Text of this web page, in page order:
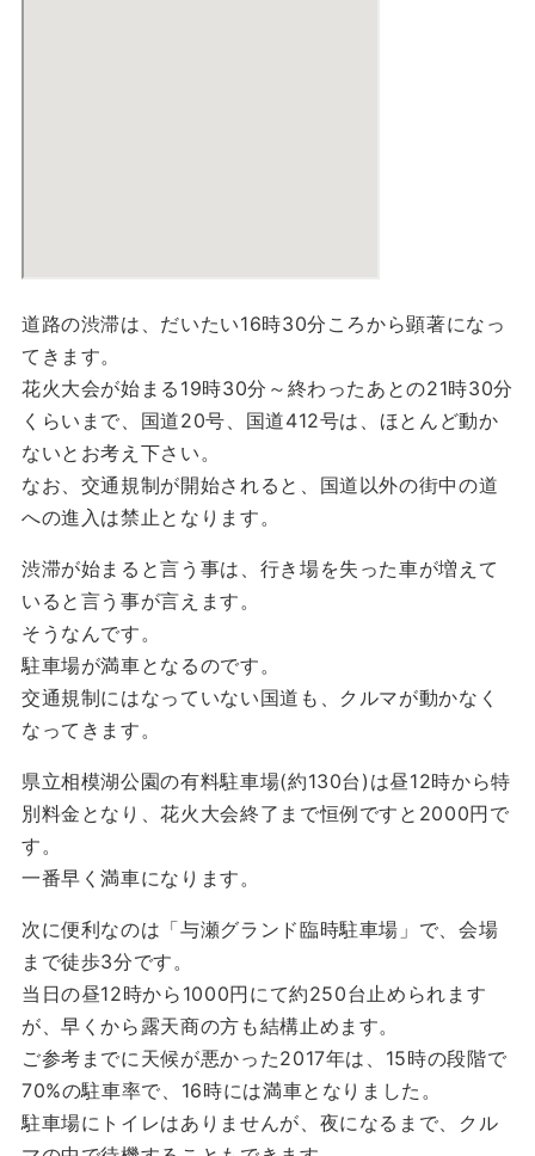
道路の渋滞は、だいたい16時30分ころから顕著になっ
てきます。
花火大会が始まる19時30分～終わったあとの21時30分
くらいまで、国道20号、国道412号は、ほとんど動か
ないとお考え下さい。
なお、交通規制が開始されると、国道以外の街中の道
への進入は禁止となります。
渋滞が始まると言う事は、行き場を失った車が増えて
いると言う事が言えます。
そうなんです。
駐車場が満車となるのです。
交通規制にはなっていない国道も、クルマが動かなく
なってきます。
県立相模湖公園の有料駐車場(約130台)は昼12時から特
別料金となり、花火大会終了まで恒例ですと2000円で
す。
一番早く満車になります。
次に便利なのは「与瀬グランド臨時駐車場」で、会場
まで徒歩3分です。
当日の昼12時から1000円にて約250台止められます
が、早くから露天商の方も結構止めます。
ご参考までに天候が悪かった2017年は、15時の段階で
70%の駐車率で、16時には満車となりました。
駐車場にトイレはありませんが、夜になるまで、クル